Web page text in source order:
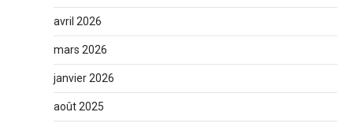
avril 2026
mars 2026
janvier 2026
août 2025